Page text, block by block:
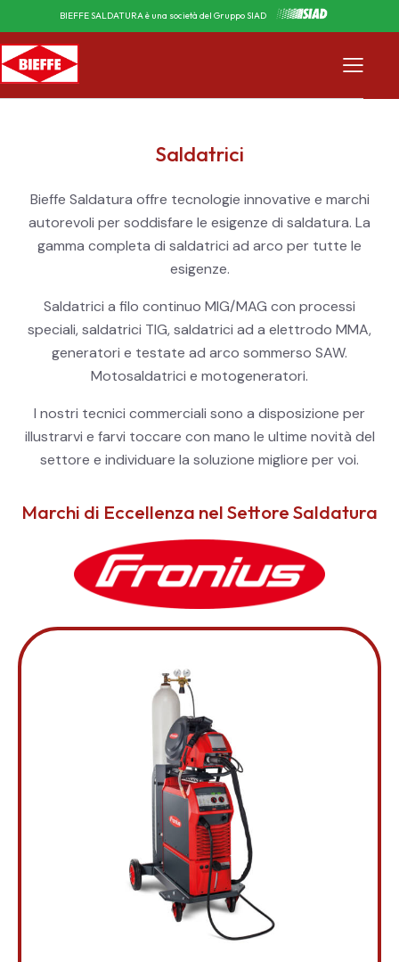
BIEFFE SALDATURA è una società del Gruppo SIAD
Saldatrici
Bieffe Saldatura offre tecnologie innovative e marchi
autorevoli per soddisfare le esigenze di saldatura. La
gamma completa di saldatrici ad arco per tutte le
esigenze.
Saldatrici a filo continuo MIG/MAG con processi
speciali, saldatrici TIG, saldatrici ad a elettrodo MMA,
generatori e testate ad arco sommerso SAW.
Motosaldatrici e motogeneratori.
I nostri tecnici commerciali sono a disposizione per
illustrarvi e farvi toccare con mano le ultime novità del
settore e individuare la soluzione migliore per voi.
Marchi di Eccellenza nel Settore Saldatura